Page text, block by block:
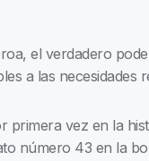
el verdadero
a las necesidades
primera vez en la
número 43 en la